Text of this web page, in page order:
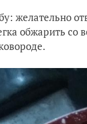
желательно
обжарить со